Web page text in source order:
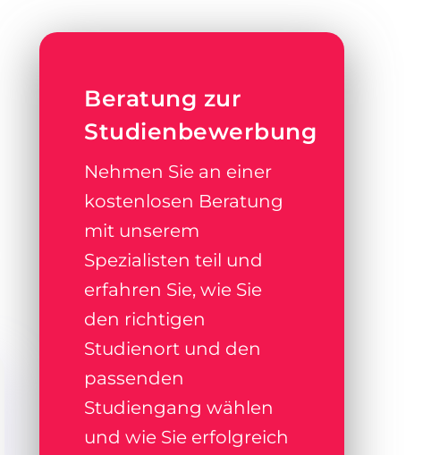
Beratung zur
Studienbewerbung
Nehmen Sie an einer
kostenlosen Beratung
mit unserem
Spezialisten teil und
erfahren Sie, wie Sie
den richtigen
Studienort und den
passenden
Studiengang wählen
und wie Sie erfolgreich